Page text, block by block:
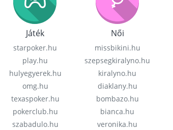
Játék
starpoker.hu
play.hu
hulyegyerek.hu
omg.hu
texaspoker.hu
pokerclub.hu
szabadulo.hu
Női
missbikini.hu
szepsegkiralyno.hu
kiralyno.hu
diaklany.hu
bombazo.hu
bianca.hu
veronika.hu